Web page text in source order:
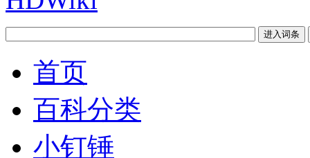
首页
百科分类
小钉锤